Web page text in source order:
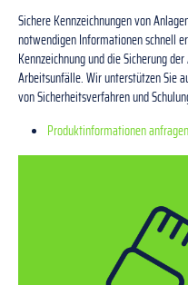
Sichere Kennzeichnungen von
notwendigen Informationen schnell
Kennzeichnung und die Sicherung
Arbeitsunfälle. Wir unterstützen Sie
von Sicherheitsverfahren und
Produktinformationen anfragen